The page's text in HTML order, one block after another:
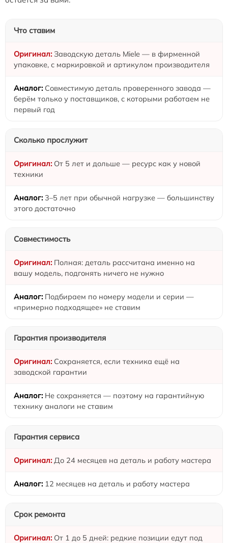
Что ставим
Заводскую деталь Miele — в фирменной
упаковке, с маркировкой и артикулом производителя
Совместимую деталь проверенного завода —
берём только у поставщиков, с которыми работаем не
первый год
Сколько прослужит
От 5 лет и дольше — ресурс как у новой
техники
3–5 лет при обычной нагрузке — большинству
этого достаточно
Совместимость
Полная: деталь рассчитана именно на
вашу модель, подгонять ничего не нужно
Подбираем по номеру модели и серии —
«примерно подходящее» не ставим
Гарантия производителя
Сохраняется, если техника ещё на
заводской гарантии
Не сохраняется — поэтому на гарантийную
технику аналоги не ставим
Гарантия сервиса
До 24 месяцев на деталь и работу мастера
12 месяцев на деталь и работу мастера
Срок ремонта
От 1 до 5 дней: редкие позиции едут под